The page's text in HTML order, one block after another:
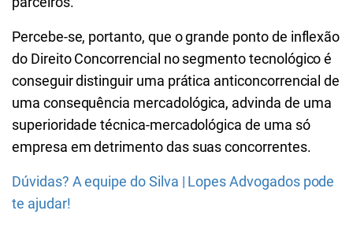
Percebe-se, portanto, que o grande ponto de inflexão
do Direito Concorrencial no segmento tecnológico é
conseguir distinguir uma prática anticoncorrencial de
uma consequência mercadológica, advinda de uma
superioridade técnica-mercadológica de uma só
empresa em detrimento das suas concorrentes.
Dúvidas? A equipe do Silva | Lopes Advogados pode
te ajudar!